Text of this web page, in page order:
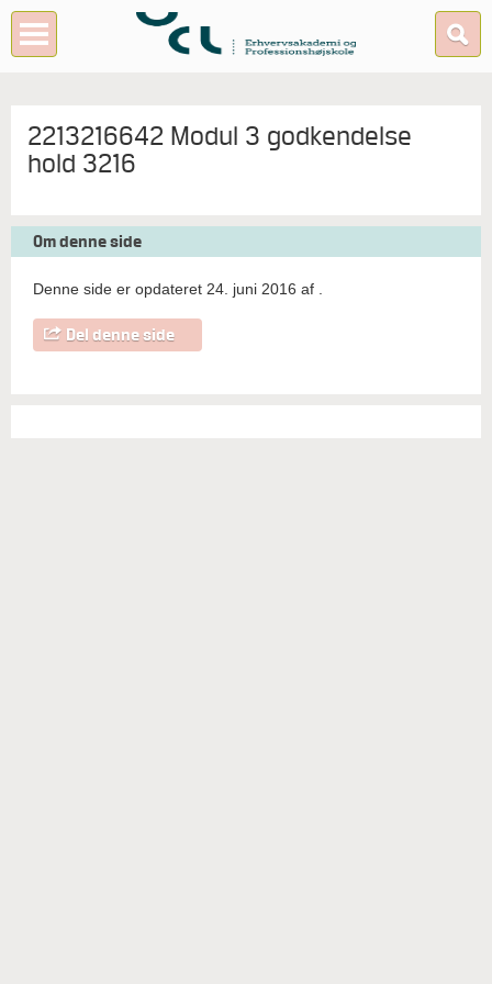
2213216642 Modul 3 godkendelse
hold 3216
Om denne side
Denne side er opdateret 24. juni 2016 af
Del denne side